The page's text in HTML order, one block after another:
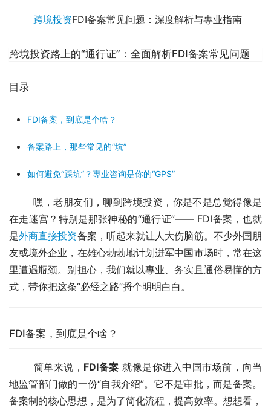
跨境投资FDI备案常见问题：深度解析与專业指南
跨境投资路上的“通行证”：全面解析FDI备案常见问题
目录
FDI备案，到底是个啥？
备案路上，那些常见的“坑”
如何避免“踩坑”？專业咨询是你的“GPS”
	嘿，老朋友们，聊到跨境投资，你是不是总觉得像是
在走迷宫？特别是那张神秘的“通行证”—— FDI备案，也就
是外商直接投资备案，听起来就让人大伤脑筋。不少外国朋
友或境外企业，在雄心勃勃地计划进军中国市场时，常在这
里遭遇瓶颈。别担心，我们就以專业、务实且通俗易懂的方
式，带你把这条“必经之路”捋个明明白白。
FDI备案，到底是个啥？
	简单来说，
FDI备案 就像是你进入中国市场前，向当
地监管部门做的一份“自我介绍”。它不是审批，而是备案。
备案制的核心思想，是为了简化流程，提高效率。想想看，